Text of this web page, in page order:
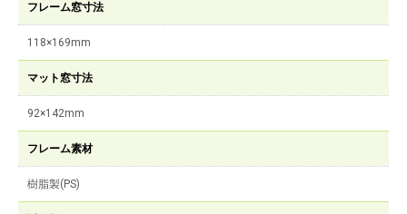
フレーム窓寸法
118×169mm
マット窓寸法
92×142mm
フレーム素材
樹脂製(PS)